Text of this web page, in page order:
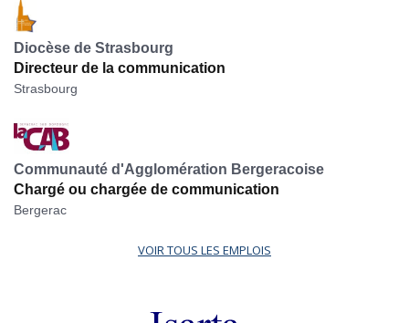
Diocèse de Strasbourg
Directeur de la communication
Strasbourg
Communauté d'Agglomération Bergeracoise
Chargé ou chargée de communication
Bergerac
VOIR TOUS LES EMPLOIS